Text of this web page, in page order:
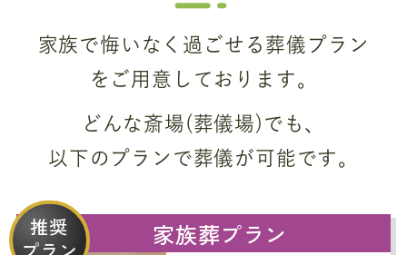
家族で悔いなく過ごせる葬儀プラン
をご用意しております。
どんな斎場(葬儀場)でも、
以下のプランで葬儀が可能です。
推奨
プラン
家族葬プラン